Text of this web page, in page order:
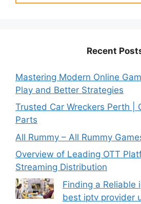
Recent
Mastering Modern Online
Play and Better Strategies
Trusted Car Wreckers Perth |
Parts
All Rummy – All Rummy
Overview of Leading OTT
Streaming Distribution
Finding a Reliable
best iptv provider